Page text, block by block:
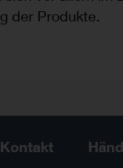
der Produkte.
Kontakt